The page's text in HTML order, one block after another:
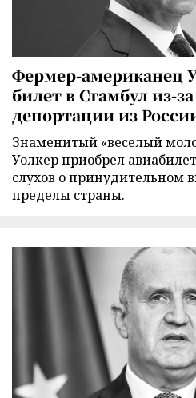
Фермер-американец
билет в Стамбул из-
депортации из
Знаменитый «веселый
Уолкер приобрел
слухов о принудительном
пределы страны.